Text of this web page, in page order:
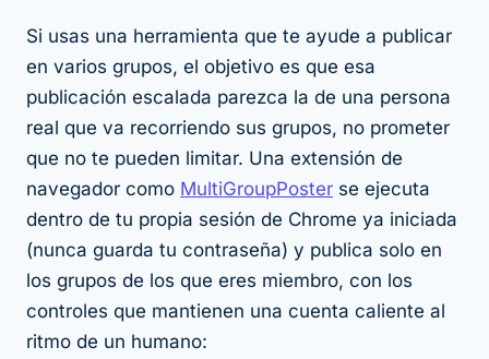
Si usas una herramienta que te ayude a publicar
en varios grupos, el objetivo es que esa
publicación escalada parezca la de una persona
real que va recorriendo sus grupos, no prometer
que no te pueden limitar. Una extensión de
navegador como MultiGroupPoster se ejecuta
dentro de tu propia sesión de Chrome ya iniciada
(nunca guarda tu contraseña) y publica solo en
los grupos de los que eres miembro, con los
controles que mantienen una cuenta caliente al
ritmo de un humano: